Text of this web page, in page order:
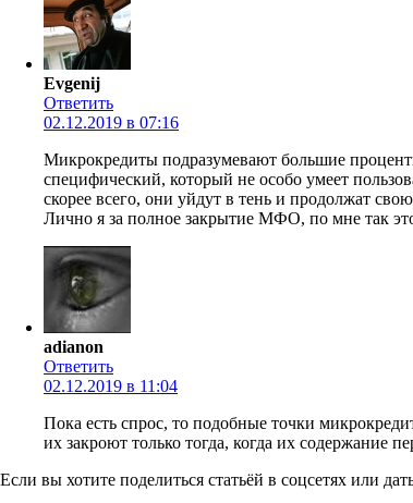
Evgenij
Ответить
02.12.2019 в 07:16
Микрокредиты подразумевают большие
специфический, который не особо умеет
скорее всего, они уйдут в тень и продолжат
Лично я за полное закрытие МФО, по мне так
adianon
Ответить
02.12.2019 в 11:04
Пока есть спрос, то подобные точки
их закроют только тогда, когда их содержание
Если вы хотите поделиться статьёй в соцсетях или